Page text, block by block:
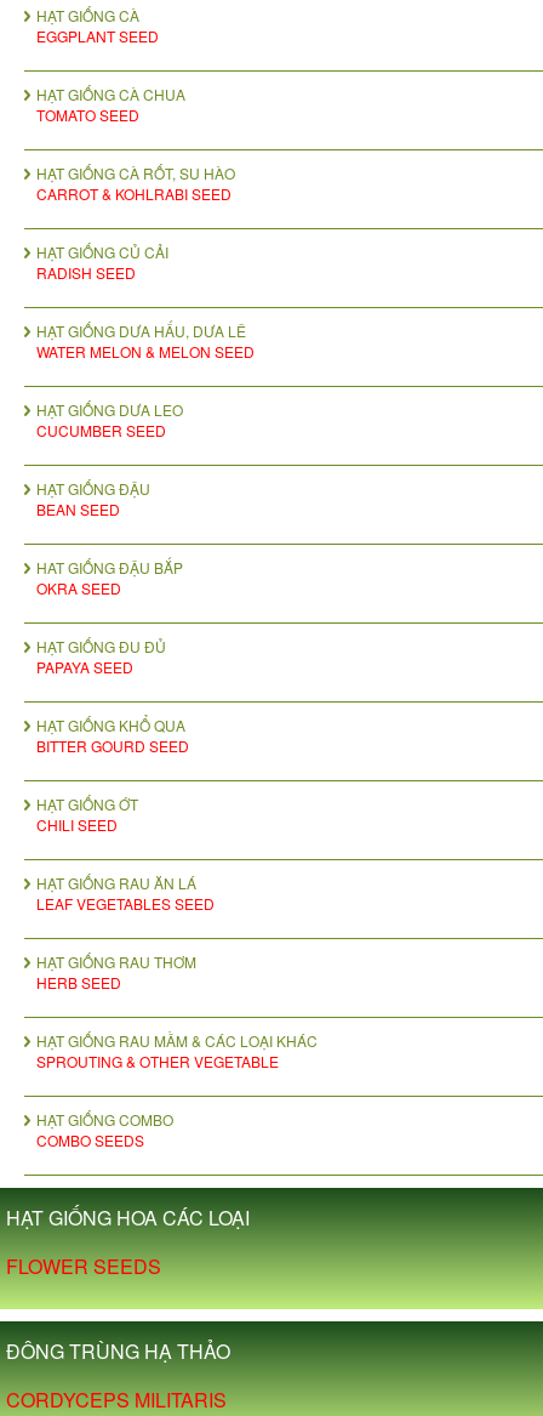
HẠT GIỐNG CÀ
EGGPLANT SEED
HẠT GIỐNG CÀ CHUA
TOMATO SEED
HẠT GIỐNG CÀ RỐT, SU HÀO
CARROT & KOHLRABI SEED
HẠT GIỐNG CỦ CẢI
RADISH SEED
HẠT GIỐNG DƯA HẤU, DƯA LÊ
WATER MELON & MELON SEED
HẠT GIỐNG DƯA LEO
CUCUMBER SEED
HẠT GIỐNG ĐẬU
BEAN SEED
HAT GIỐNG ĐẬU BẮP
OKRA SEED
HẠT GIỐNG ĐU ĐỦ
PAPAYA SEED
HẠT GIỐNG KHỔ QUA
BITTER GOURD SEED
HẠT GIỐNG ỚT
CHILI SEED
HẠT GIỐNG RAU ĂN LÁ
LEAF VEGETABLES SEED
HẠT GIỐNG RAU THƠM
HERB SEED
HẠT GIỐNG RAU MẦM & CÁC LOẠI KHÁC
SPROUTING & OTHER VEGETABLE
HẠT GIỐNG COMBO
COMBO SEEDS
HẠT GIỐNG HOA CÁC LOẠI
FLOWER SEEDS
ĐÔNG TRÙNG HẠ THẢO
CORDYCEPS MILITARIS